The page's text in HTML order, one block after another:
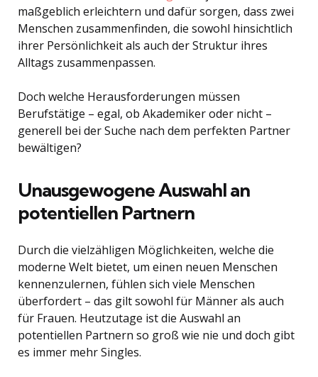
maßgeblich erleichtern und dafür sorgen, dass zwei
Menschen zusammenfinden, die sowohl hinsichtlich
ihrer Persönlichkeit als auch der Struktur ihres
Alltags zusammenpassen.
Doch welche Herausforderungen müssen
Berufstätige – egal, ob Akademiker oder nicht –
generell bei der Suche nach dem perfekten Partner
bewältigen?
Unausgewogene Auswahl an
potentiellen Partnern
Durch die vielzähligen Möglichkeiten, welche die
moderne Welt bietet, um einen neuen Menschen
kennenzulernen, fühlen sich viele Menschen
überfordert – das gilt sowohl für Männer als auch
für Frauen. Heutzutage ist die Auswahl an
potentiellen Partnern so groß wie nie und doch gibt
es immer mehr Singles.